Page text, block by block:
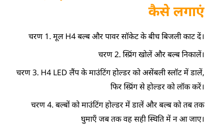
कैसे लगाएं
चरण 1. मूल H4 बल्ब और पावर सॉकेट के बीच बिजली काट दें।
चरण 2. स्प्रिंग खोलें और बल्ब निकालें।
चरण 3. H4 LED लैंप के माउंटिंग होल्डर को असेंबली स्लॉट में डालें,
फिर स्प्रिंग से होल्डर को लॉक करें।
चरण 4. बल्बों को माउंटिंग होल्डर में डालें और बल्ब को तब तक
घुमाएँ जब तक वह सही स्थिति में न आ जाए।